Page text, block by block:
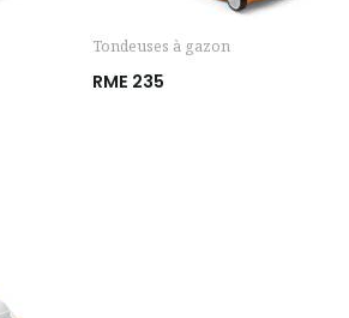
Tondeuses à gazon
RME 235